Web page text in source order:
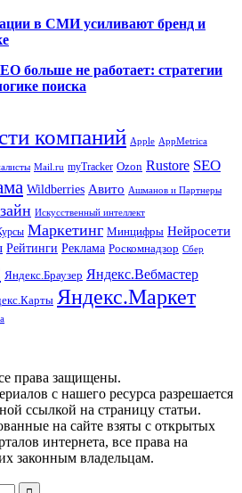
в СМИ усиливают бренд и
больше не работает: стратегии
поиска
компаний Apple AppMetrica
Mail.ru myTracker Ozon Rustore SEO
Wildberries Авито Ашманов и Партнеры
Искусственный интеллект
Маркетинг Минцифры Нейросети
Рейтинги Реклама Роскомнадзор Сбер
Яндекс.Браузер Яндекс.Вебмастер
Яндекс.Маркет
права защищены.
с нашего ресурса разрешается
ссылкой на страницу статьи.
на сайте взяты с открытых
интернета, все права на
законным владельцам.